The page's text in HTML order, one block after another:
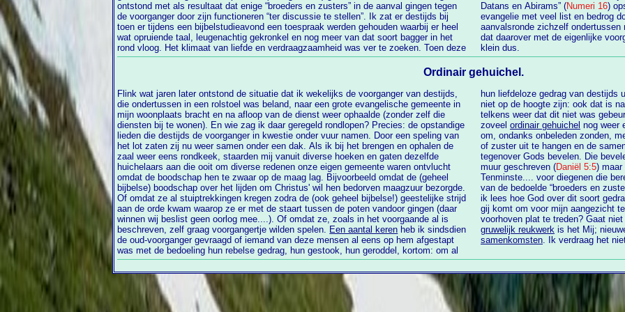
ontstond met als resultaat dat enige “broeders en zusters” in de aanval gingen tegen
de voorganger door zijn functioneren “ter discussie te stellen”. Ik zat er destijds bij
toen er tijdens een bijbelstudieavond een toespraak werden gehouden waarbij er heel
wat opruiende taal, leugenachtig gekronkel en nog meer van dat soort bagger in het
rond vloog. Het klimaat van liefde en verdraagzaamheid was ver te zoeken. Toen deze
Datans en Abirams” (Numeri 16)
evangelie met veel list en bedrog
aanvalsronde zichzelf
dat daarover met de eigenlijke
klein dus.
Ordinair gehuichel.
Flink wat jaren later ontstond de situatie dat ik wekelijks de voorganger van destijds,
die ondertussen in een rolstoel was beland, naar een grote evangelische gemeente in
mijn woonplaats bracht en na afloop van de dienst weer ophaalde (zonder zelf die
diensten bij te wonen). En wie zag ik daar geregeld rondlopen? Precies: de opstandige
lieden die destijds de voorganger in kwestie onder vuur namen. Door een speling van
het lot zaten zij nu weer samen onder een dak. Als ik bij het brengen en ophalen de
zaal weer eens rondkeek, staarden mij vanuit diverse hoeken en gaten dezelfde
huichelaars aan die ooit om diverse redenen onze eigen gemeente waren ontvlucht
omdat de boodschap hen te zwaar op de maag lag. Bijvoorbeeld omdat de (geheel
bijbelse) boodschap over het lijden om Christus' wil hen bedorven maagzuur bezorgde.
Of omdat ze al stuiptrekkingen kregen zodra de (ook geheel bijbelse!) geestelijke strijd
aan de orde kwam waarop ze er met de staart tussen de poten vandoor gingen (daar
winnen wij beslist geen oorlog mee....). Of omdat ze, zoals in het voorgaande al is
beschreven, zelf graag voorgangertje wilden spelen. Een aantal keren heb ik sindsdien
de oud-voorganger gevraagd of iemand van deze mensen al eens op hem afgestapt
was met de bedoeling hun rebelse gedrag, hun gestook, hun geroddel, kortom: om al
hun liefdeloze gedrag van destijds
niet op de hoogte zijn: ook dat is namelijk volkomen bijbels). Zijn antwoord was echter
telkens weer dat dit niet was gebeurd waarop mijn verbijstering om en afkeer
zoveel ordinair gehuichel nog weer
om, ondanks onbeleden zonden,
of zuster uit te hangen en de
tegenover Gods bevelen. Die bevelen zijn in dit geval (nog) niet met een vinger op de
muur geschreven (Daniël 5:5) maar zijn heel gewoon in de bijbel te vinden.
Tenminste.... voor diegenen die bereid
van de bedoelde “broeders en
ik lees hoe God over dit soort
gij komt om voor mijn aangezicht te verschijnen; wie heeft dit van u verlangd mijn
gruwelijk reukwerk is het Mij;
samenkomsten . Ik verdraag het